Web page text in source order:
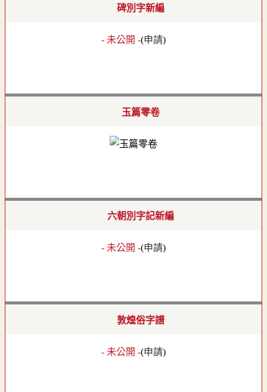
碑別字新編
- 未公開 -(申請)
玉篇零卷
六朝別字記新編
- 未公開 -(申請)
敦煌俗字譜
- 未公開 -(申請)